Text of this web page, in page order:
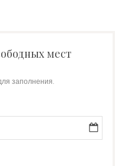
мест
заполнения.